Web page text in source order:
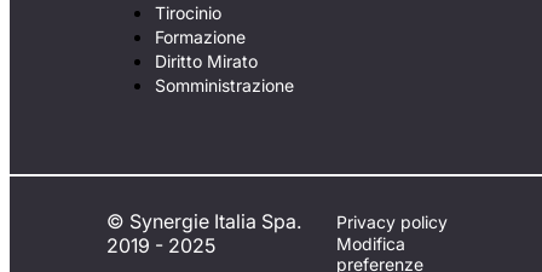
Tirocinio
Formazione
Diritto Mirato
Somministrazione
© Synergie Italia Spa.
2019 - 2025
Privacy policy
Modifica
preferenze